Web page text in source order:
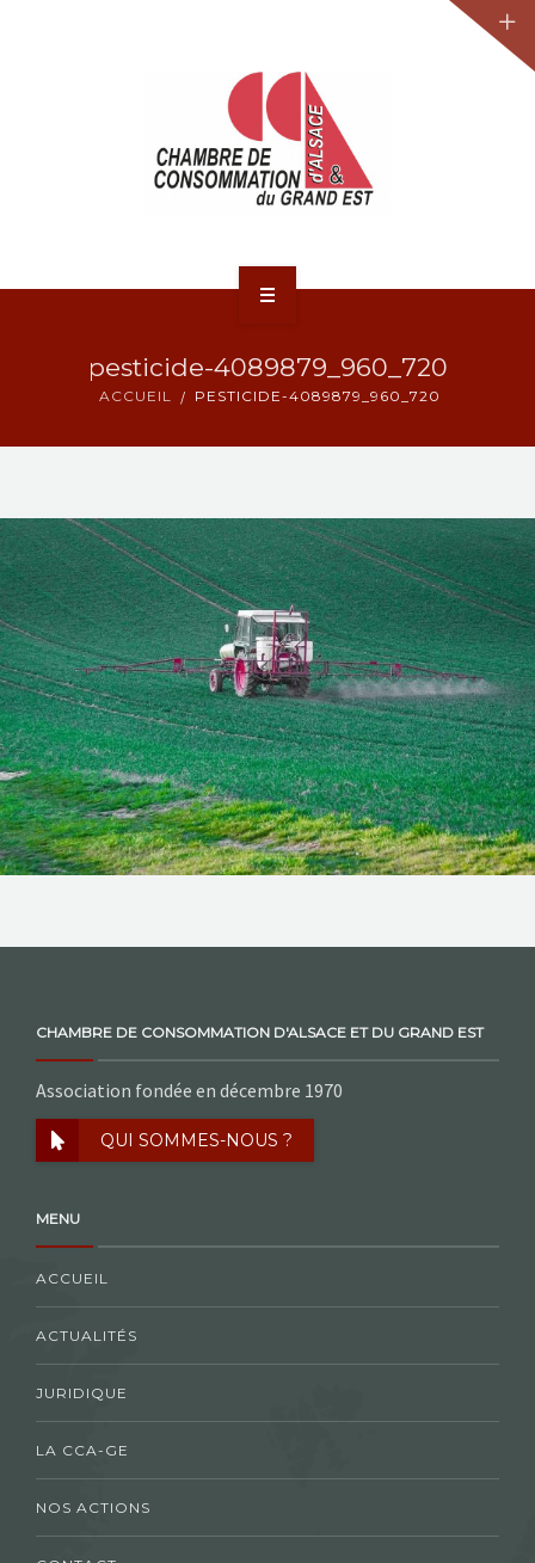
ACTUALITÉS
NOS ACTIONS
CONTACT
pesticide-4089879_960_720
ACCUEIL PESTICIDE-4089879_960_720
CHAMBRE DE CONSOMMATION D'ALSACE ET DU GRAND EST
Association fondée en décembre 1970
QUI SOMMES-NOUS ?
MENU
ACCUEIL
ACTUALITÉS
JURIDIQUE
LA CCA-GE
NOS ACTIONS